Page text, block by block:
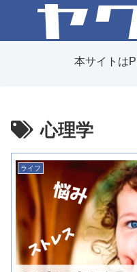
本サイトは
心理学
ライフ